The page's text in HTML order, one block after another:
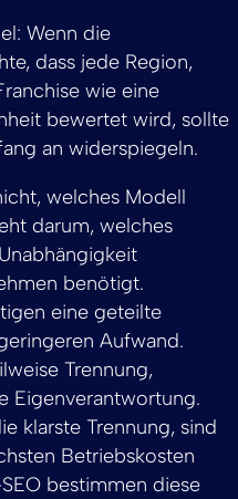
Wenn die
dass jede Region,
wie eine
bewertet wird, sollte
an widerspiegeln.
welches Modell
darum, welches
benötigt.
eine geteilte
Aufwand.
Trennung,
Eigenverantwortung.
klarste Trennung, sind
Betriebskosten
bestimmen diese